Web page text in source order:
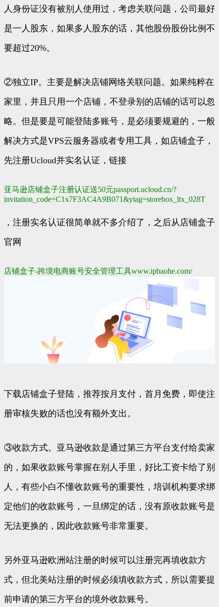
人身份证没有被别人使用过，考虑关联问题，公司最好
是一人股东，如果多人股东的话，其他股份股份比例不
要超过20%。
②独立IP。主要是解决店铺网络关联问题。如果纯粹在
家里，并且只用一个店铺，不登录别的店铺的话可以忽
略。但是要是可能登陆多账号，是必须要规避的，一般
解决方式是VPS云服务器或者专用工具，如店铺盒子，
先注册Ucloud并实名认证，链接
亚马逊店铺盒子注册认证送50元passport.ucloud.cn/?
invitation_code=C1x7F3AC4A9B071&ytag=storebox_ltx_028T
，注册实名认证很简单就不多介绍了，之后从店铺盒子
官网
店铺盒子-跨境电商账号安全管理工具www.ipbaohe.com/
下载店铺盒子登陆，推荐按月支付，首月免费，即使注
册审核失败的话也没有额外支出。
③收款方式。亚马逊收款是通过第三方平台支付给卖家
的，如果收款账号掌握在别人手里，好比工资卡给了别
人，有些小白不懂收款账号的重要性，培训机构要求绑
定他们的收款账号，一旦绑定的话，没有原收款账号是
无法更换的，因此收款账号非常重要。
另外亚马逊欧洲站注册的时候可以注册完再填收款方
式，但北美站注册的时候必须填收款方式，所以需要提
前申请的第三方平台的境外收款账号。